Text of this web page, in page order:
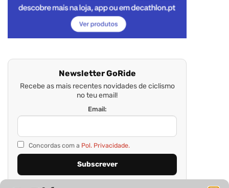
Newsletter GoRide
Recebe as mais recentes novidades de ciclismo
no teu email!
Email:
Concordas com a Pol. Privacidade.